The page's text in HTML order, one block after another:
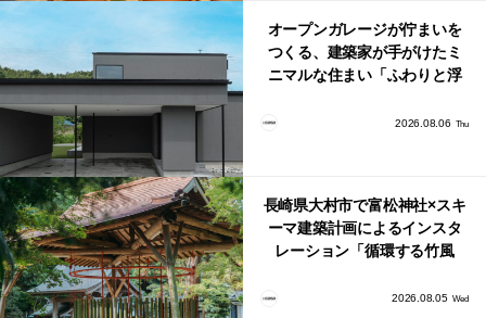
オープンガレージが佇まいを
つくる、建築家が手がけたミ
ニマルな住まい「ふわりと浮
2026.08.06 Thu
長崎県大村市で富松神社×スキ
ーマ建築計画によるインスタ
レーション「循環する竹風
2026.08.05 Wed